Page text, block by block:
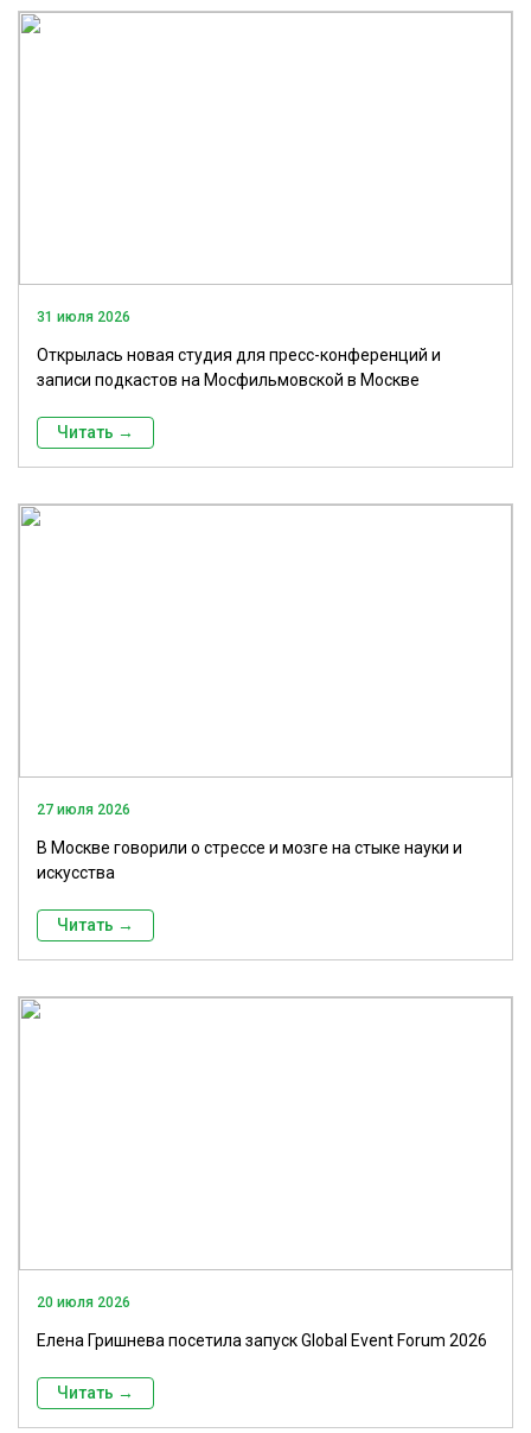
31 июля 2026
Открылась новая студия для пресс-конференций и
записи подкастов на Мосфильмовской в Москве
Читать →
27 июля 2026
В Москве говорили о стрессе и мозге на стыке науки и
искусства
Читать →
20 июля 2026
Елена Гришнева посетила запуск Global Event Forum 2026
Читать →